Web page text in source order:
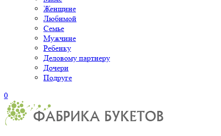
Женщине
Любимой
Семье
Мужчине
Ребенку
Деловому партнеру
Дочери
Подруге
0